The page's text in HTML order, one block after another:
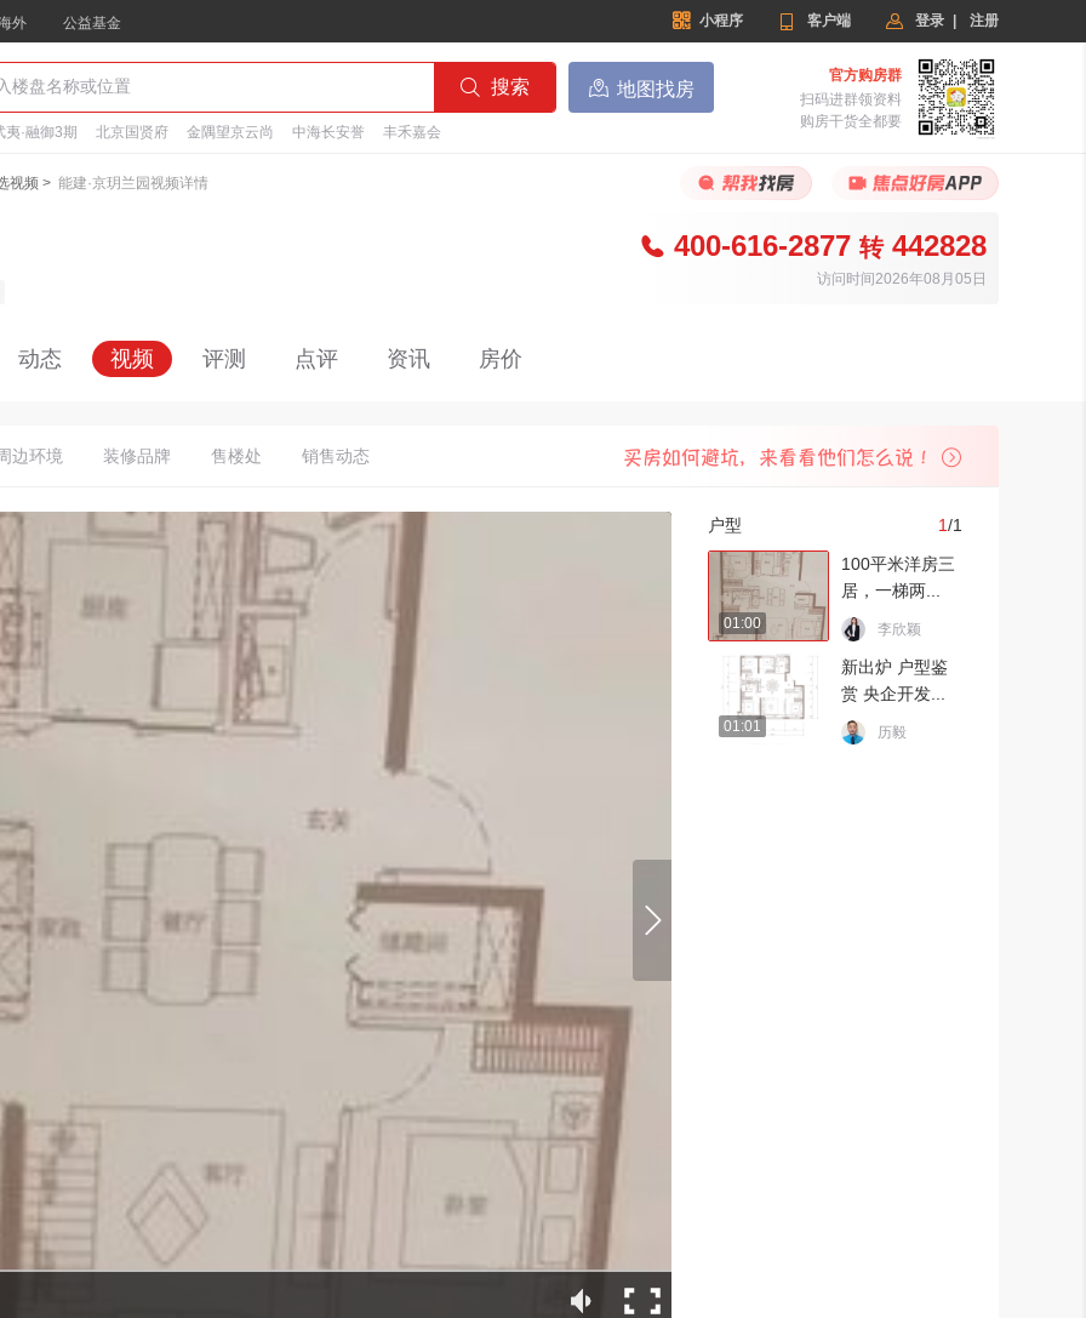
外 公益基金  小程序  客户端  登录 注册
 搜索  地图找房
夷·融御3期 北京国贤府 金隅望京云尚 中海长安誉 丰禾嘉会
官方购房群
扫码进群领资料
购房干货全都要
视频 > 能建·京玥兰园视频详情
 400-616-2877 转442828
访问时间2026年08月05日
动态 视频 评测 点评 资讯 房价
边环境 装修品牌 售楼处 销售动态

1/1
户型
01:00
100平米洋房三
居，一梯两...
李欣颖
01:01
新出炉 户型鉴
赏 央企开发...
历毅